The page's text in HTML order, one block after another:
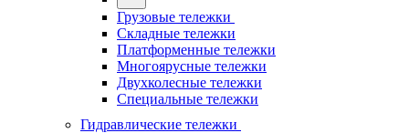
Грузовые тележки
Складные тележки
Платформенные тележки
Многоярусные тележки
Двухколесные тележки
Специальные тележки
Гидравлические тележки